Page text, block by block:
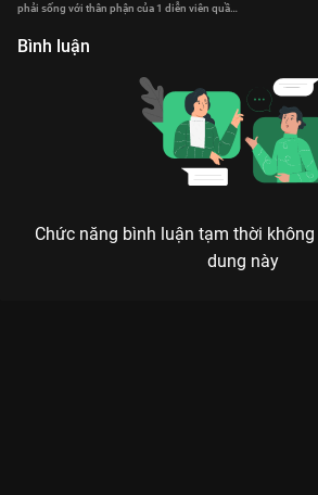
phải sống với thân phận của 1 diễn viên quần
Bình luận
Chức năng bình luận tạm thời
dung này